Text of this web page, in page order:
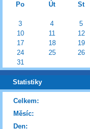
Po
Út St
3
4 5
10
11 12
17
18 19
24
25 26
31
Statistiky
Celkem:
Měsíc:
Den: